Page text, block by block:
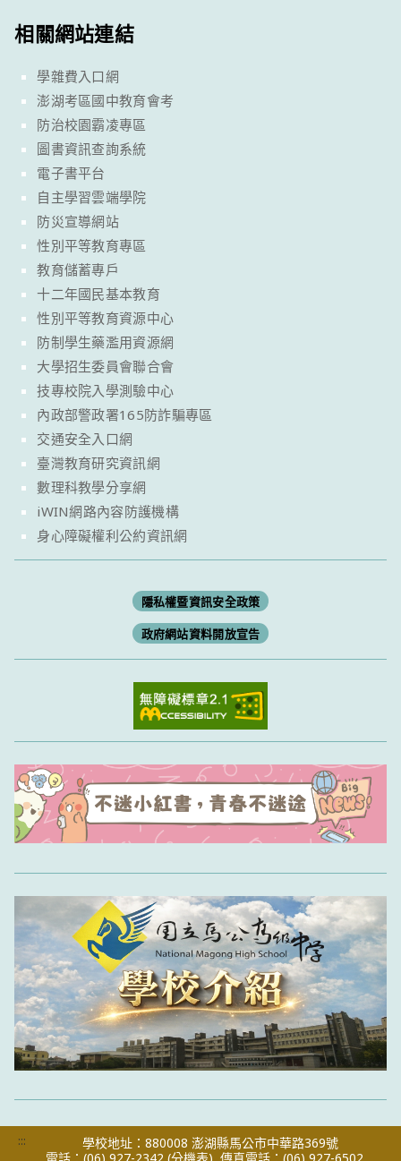
相關網站連結
學雜費入口網
澎湖考區國中教育會考
防治校園霸凌專區
圖書資訊查詢系統
電子書平台
自主學習雲端學院
防災宣導網站
性別平等教育專區
教育儲蓄專戶
十二年國民基本教育
性別平等教育資源中心
防制學生藥濫用資源網
大學招生委員會聯合會
技專校院入學測驗中心
內政部警政署165防詐騙專區
交通安全入口網
臺灣教育研究資訊網
數理科教學分享網
iWIN網路內容防護機構
身心障礙權利公約資訊網
隱私權暨資訊安全政策
政府網站資料開放宣告
:::
學校地址：880008 澎湖縣馬公市中華路369號